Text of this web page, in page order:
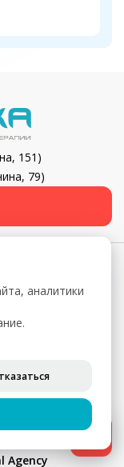
151)
79)
центров
для
данных
Agency
аналитики